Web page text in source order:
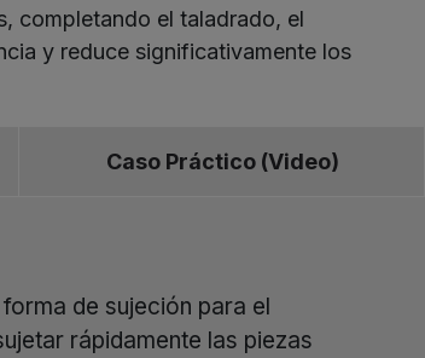
completando el taladrado, el
y reduce significativamente los
Caso Práctico (Video)
de sujeción para el
rápidamente las piezas